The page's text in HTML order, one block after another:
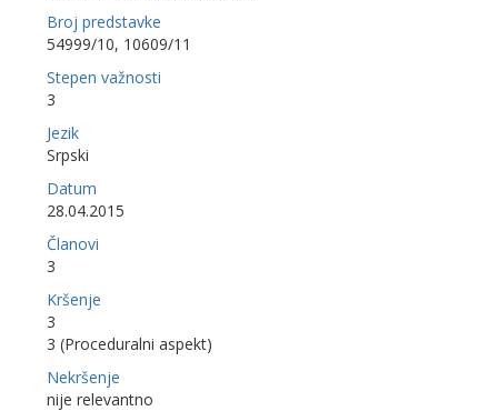
Broj predstavke
54999/10, 10609/11
Stepen važnosti
3
Jezik
Srpski
Datum
28.04.2015
Članovi
3
Kršenje
3
3 (Proceduralni aspekt)
Nekršenje
nije relevantno